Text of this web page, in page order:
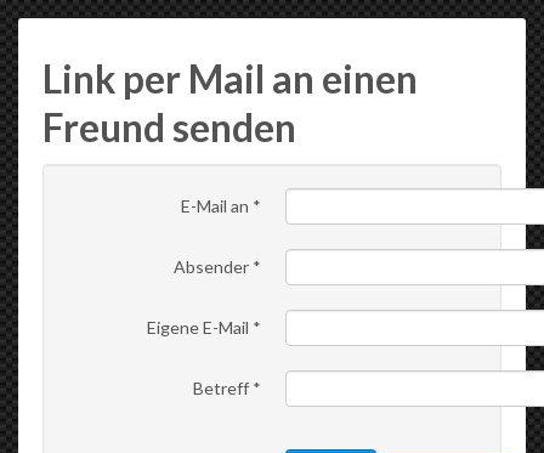
Link per Mail an einen
Freund senden
E-Mail an *
Absender *
Eigene E-Mail *
Betreff *